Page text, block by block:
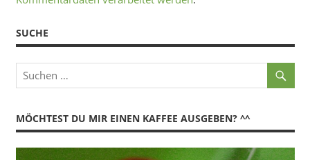
SUCHE
MÖCHTEST DU MIR EINEN KAFFEE AUSGEBEN? ^^